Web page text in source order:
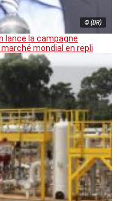
© (DR)
lance la campagne
mondial en repli